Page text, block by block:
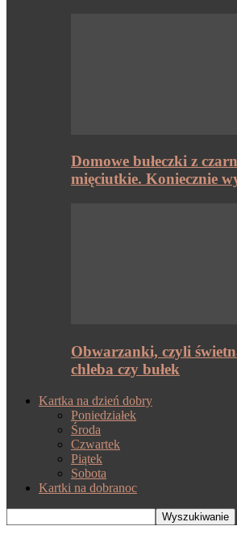
Domowe bułeczki z
mięciutkie. Koniecznie
Obwarzanki, czyli
chleba czy bułek
Kartka na dzień dobry
Poniedziałek
Środa
Czwartek
Piątek
Sobota
Kartki na dobranoc